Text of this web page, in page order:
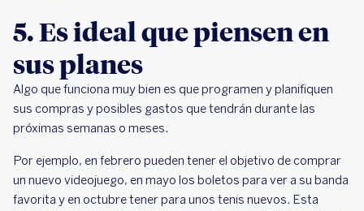
5. Es ideal que piensen en
sus planes
Algo que funciona muy bien es que programen y planifiquen
sus compras y posibles gastos que tendrán durante las
próximas semanas o meses.
Por ejemplo, en febrero pueden tener el objetivo de comprar
un nuevo videojuego, en mayo los boletos para ver a su banda
favorita y en octubre tener para unos tenis nuevos. Esta